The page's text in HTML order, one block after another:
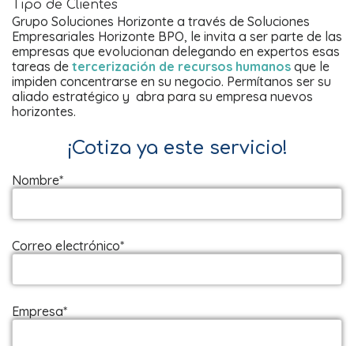
Tipo de Clientes
Grupo Soluciones Horizonte a través de Soluciones
Empresariales Horizonte BPO, le invita a ser parte de las
empresas que evolucionan delegando en expertos esas
tareas de tercerización de recursos humanos que le
impiden concentrarse en su negocio. Permítanos ser su
aliado estratégico y abra para su empresa nuevos
horizontes.
¡Cotiza ya este servicio!
Nombre*
Correo electrónico*
Empresa*